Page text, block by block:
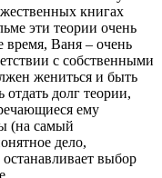
книгах
эти теории очень
Ваня – очень
с собственными
жениться и быть
долг теории,
ему
(на самый
дело,
выбор